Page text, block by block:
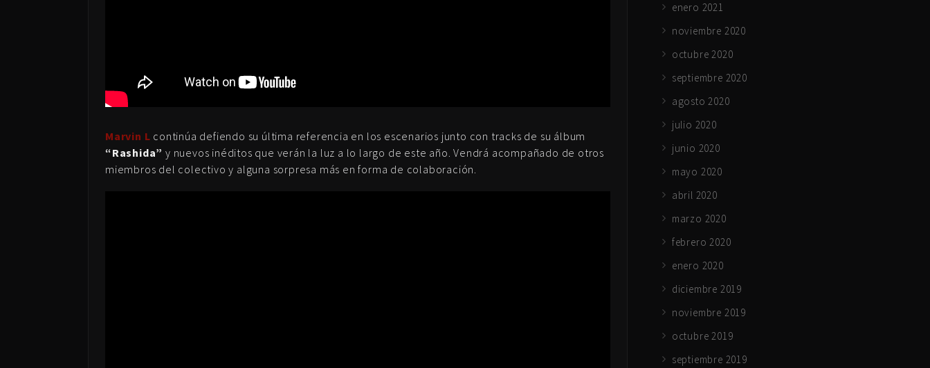
Marvin L continúa defiendo su última referencia en los escenarios junto con tracks de su álbum
“Rashida” y nuevos inéditos que verán la luz a lo largo de este año. Vendrá acompañado de otros
miembros del colectivo y alguna sorpresa más en forma de colaboración.
enero 2021
noviembre 2020
octubre 2020
septiembre 2020
agosto 2020
julio 2020
junio 2020
mayo 2020
abril 2020
marzo 2020
febrero 2020
enero 2020
diciembre 2019
noviembre 2019
octubre 2019
septiembre 2019